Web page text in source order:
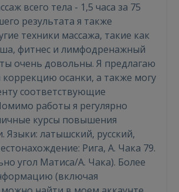
всего тела - 1,5 часа за 75
результата я также
техники массажа, такие как
фитнес и лимфодренажный
очень довольны. Я предлагаю
коррекцию осанки, а также могу
соответствующие
работы я регулярно
курсы повышения
Языки: латышский, русский,
Рига, А. Чака 79.
угол Матиса/А. Чака). Более
(включая